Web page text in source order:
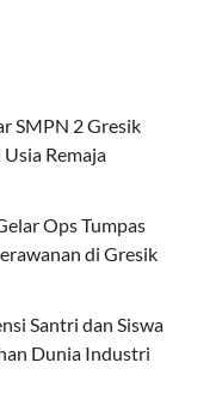
SMPN 2 Gresik
Remaja
Ops Tumpas
di Gresik
Santri dan Siswa
Dunia Industri